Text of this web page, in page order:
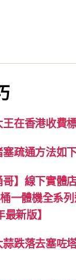
在香港收費
疏通方法如
】線下實體
一體機全系
新版】
跌落去塞咗